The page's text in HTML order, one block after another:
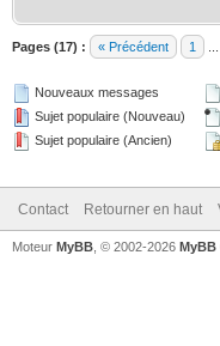
Pages (17) : « Précédent 1
Nouveaux messages
Sujet populaire (Nouveau)
Sujet populaire (Ancien)
Contact Retourner en haut
Moteur MyBB , © 2002-2026 MyBB